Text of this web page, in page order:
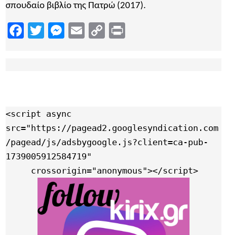
σπουδαίο βιβλίο της Πατρώ (2017).
Facebook
TwitterMessenger
EmailCopy
<script async
src="https://pagead2.googlesyndication.com
/pagead/js/adsbygoogle.js?client=ca-pub-
1739005912584719"
     crossorigin="anonymous"></script>